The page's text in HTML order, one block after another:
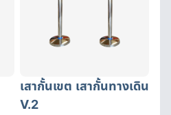
เสากั้นเขต เสากั้นทางเดิน
V.2